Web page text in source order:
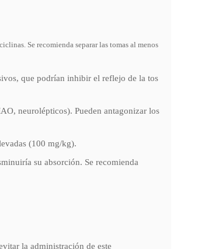
Se recomienda separar las tomas al menos
que podrían inhibir el reflejo de la tos
neurolépticos). Pueden antagonizar los
(100 mg/kg).
su absorción. Se recomienda
la administración de este